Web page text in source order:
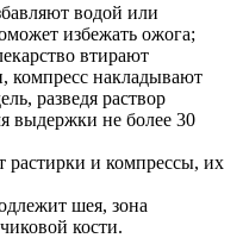
водой или
избежать ожога;
втирают
накладывают
разведя раствор
выдержки не более 30
растирки и компрессы, их
шея, зона
кости.